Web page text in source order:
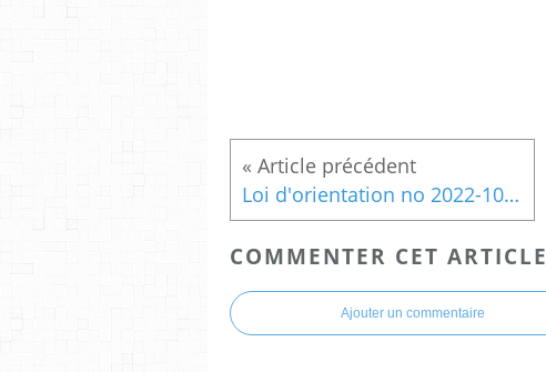
Loi d'orientation no 2022-10 du 19 avril 2022 relative au système national de planification
COMMENTER CET ARTICLE
Ajouter un commentaire